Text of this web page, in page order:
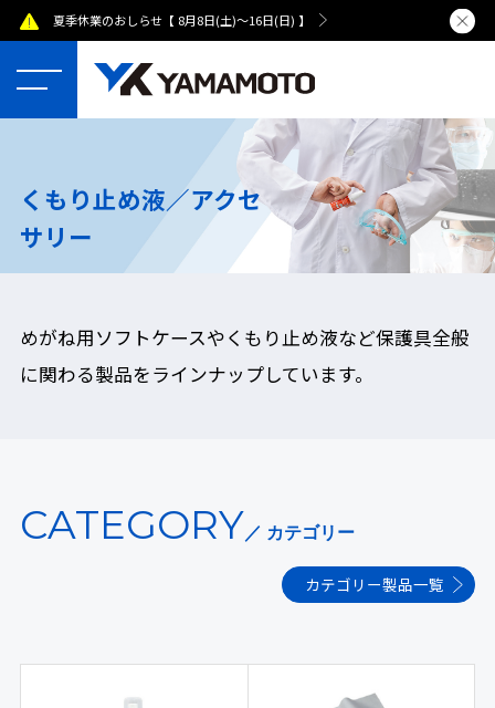
夏季休業のおしらせ【 8月8日(土)～16日(日) 】 熊本県で
くもり止め液／アクセ
サリー
めがね用ソフトケースやくもり止め液など保護具全般
に関わる製品をラインナップしています。
CATEGORY／ カテゴリー
カテゴリー製品一覧